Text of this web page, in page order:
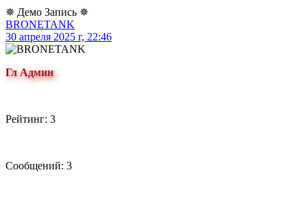
✵ Демо Запись ✵
BRONETANK
30 апреля 2025 г, 22:46
Гл Админ
Рейтинг: 3
Сообщений: 3